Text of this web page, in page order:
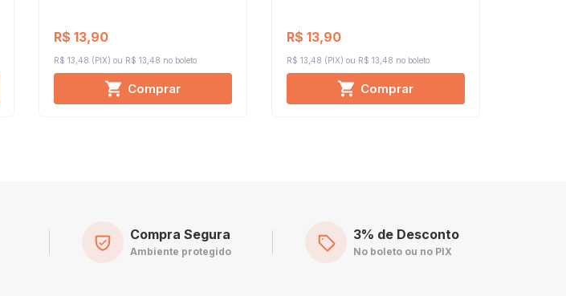
R$ 13,90
R$ 13,48 (PIX) R$ 13,48 no boleto
Comprar
R$ 13,90
R$ 13,48 (PIX) R$ 13,48 no boleto
Comprar
Compra Segura
Ambiente protegido
3% de Desconto
No boleto ou no PIX